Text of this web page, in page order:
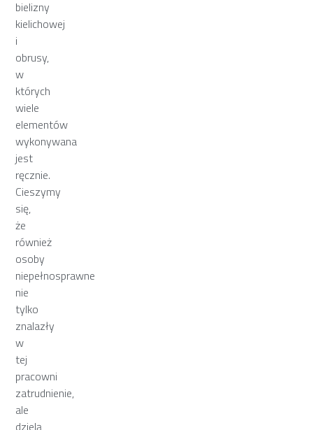
bielizny
kielichowej
i
obrusy,
w
których
wiele
elementów
wykonywana
jest
ręcznie.
Cieszymy
się,
że
również
osoby
niepełnosprawne
nie
tylko
znalazły
w
tej
pracowni
zatrudnienie,
ale
dzielą